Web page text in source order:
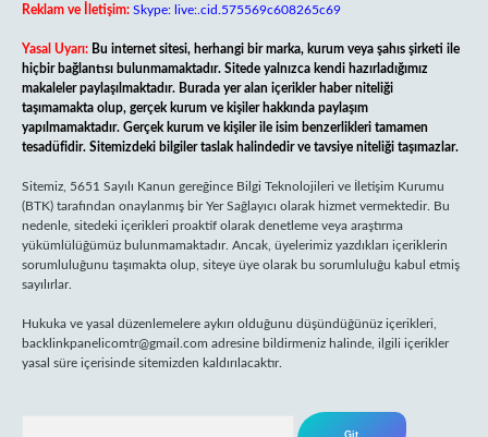
Reklam ve İletişim: Skype: live:.cid.575569c608265c69
Yasal Uyarı: Bu internet sitesi, herhangi bir marka, kurum veya şahıs şirketi ile
hiçbir bağlantısı bulunmamaktadır. Sitede yalnızca kendi hazırladığımız
makaleler paylaşılmaktadır. Burada yer alan içerikler haber niteliği
taşımamakta olup, gerçek kurum ve kişiler hakkında paylaşım
yapılmamaktadır. Gerçek kurum ve kişiler ile isim benzerlikleri tamamen
tesadüfidir. Sitemizdeki bilgiler taslak halindedir ve tavsiye niteliği taşımazlar.
Sitemiz, 5651 Sayılı Kanun gereğince Bilgi Teknolojileri ve İletişim Kurumu
(BTK) tarafından onaylanmış bir Yer Sağlayıcı olarak hizmet vermektedir. Bu
nedenle, sitedeki içerikleri proaktif olarak denetleme veya araştırma
yükümlülüğümüz bulunmamaktadır. Ancak, üyelerimiz yazdıkları içeriklerin
sorumluluğunu taşımakta olup, siteye üye olarak bu sorumluluğu kabul etmiş
sayılırlar.
Hukuka ve yasal düzenlemelere aykırı olduğunu düşündüğünüz içerikleri,
backlinkpanelicomtr@gmail.com adresine bildirmeniz halinde, ilgili içerikler
yasal süre içerisinde sitemizden kaldırılacaktır.